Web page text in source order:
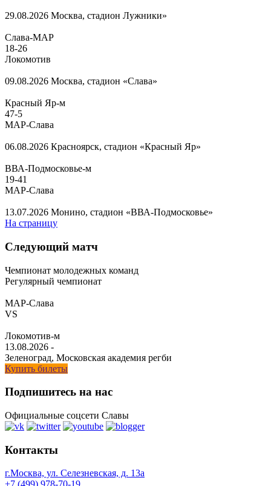
29.08.2026 Москва, стадион Лужники»
Слава-МАР
18-26
Локомотив
09.08.2026 Москва, стадион «Слава»
Красный Яр-м
47-5
МАР-Слава
06.08.2026 Красноярск, стадион «Красный Яр»
ВВА-Подмосковье-м
19-41
МАР-Слава
13.07.2026 Монино, стадион «ВВА-Подмосковье»
На страницу
Следующий матч
Чемпионат молодежных команд
Регулярный чемпионат
МАР-Слава
VS
Локомотив-м
13.08.2026 -
Зеленоград, Московская академия регби
Купить билеты
Подпишитесь на нас
Официальные соцсети Славы
Контакты
г.Москва, ул. Селезневская, д. 13a